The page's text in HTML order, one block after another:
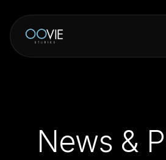
BRAND ACTIVATIONS
News &